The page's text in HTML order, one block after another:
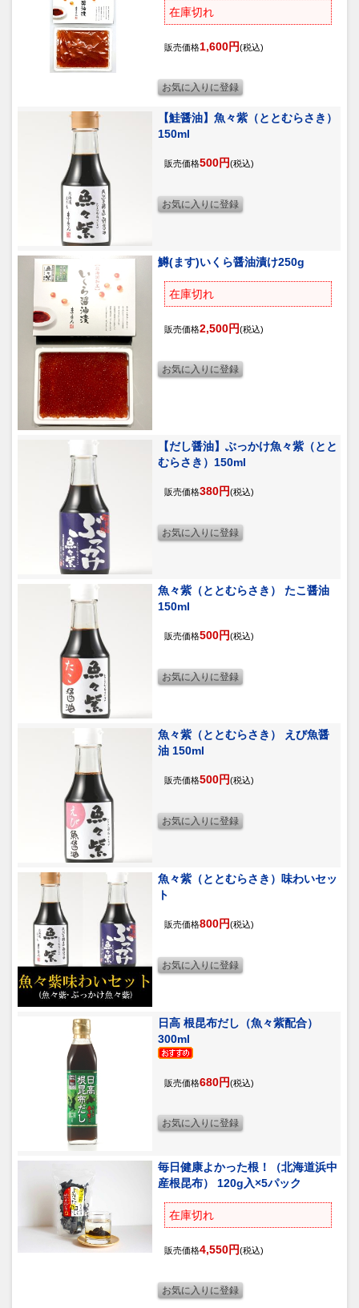
在庫切れ
販売価格1,600円(税込)
【鮭醤油】魚々紫（ととむらさき）
150ml
販売価格500円(税込)
鱒(ます)いくら醤油漬け250g
在庫切れ
販売価格2,500円(税込)
【だし醤油】ぶっかけ魚々紫（とと
むらさき）150ml
販売価格380円(税込)
魚々紫（ととむらさき） たこ醤油
150ml
販売価格500円(税込)
魚々紫（ととむらさき） えび魚醤
油 150ml
販売価格500円(税込)
魚々紫（ととむらさき）味わいセッ
ト
販売価格800円(税込)
日高 根昆布だし（魚々紫配合）
300ml
販売価格680円(税込)
毎日健康よかった根！（北海道浜中
産根昆布） 120g入×5パック
在庫切れ
販売価格4,550円(税込)